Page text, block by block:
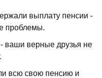
выплату пенсии -
проблемы.
ваши верные друзья не
всю свою пенсию и